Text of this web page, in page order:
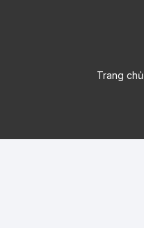
Trang chủ